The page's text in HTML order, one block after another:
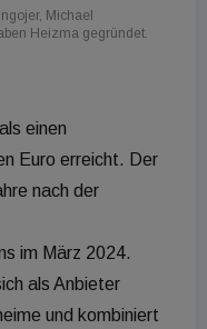
Michael
Heizma gegründet.
einen
Euro erreicht. Der
nach der
im März 2024.
als Anbieter
und kombiniert